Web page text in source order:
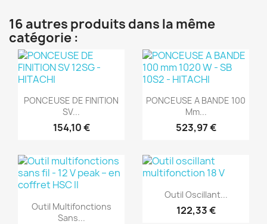
16 autres produits dans la même
catégorie :
Aperçu rapide
PONCEUSE DE FINITION
SV...
154,10 €
Aperçu rapide
PONCEUSE A BANDE 100
Mm...
523,97 €
Aperçu rapide
Outil Multifonctions
Sans...
Aperçu rapide
Outil Oscillant...
122,33 €
(1)